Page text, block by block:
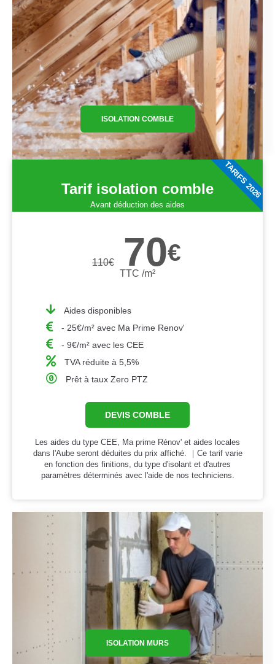
ISOLATION COMBLE
Tarif isolation comble
Avant déduction des aides
110€ 70€
TTC /m²
Aides disponibles
- 25€/m² avec Ma Prime Renov'
- 9€/m² avec les CEE
TVA réduite à 5,5%
Prêt à taux Zero PTZ
DEVIS COMBLE
Les aides du type CEE, Ma prime Rénov' et aides locales
dans l'Aube seront déduites du prix affiché. ｜Ce tarif varie
en fonction des finitions, du type d'isolant et d'autres
paramètres déterminés avec l'aide de nos techniciens.
TARIFS 2026
ISOLATION MURS